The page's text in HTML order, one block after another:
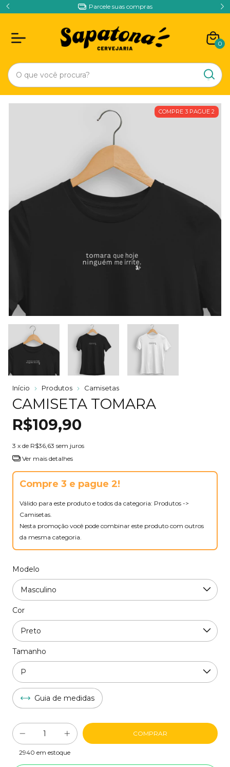
Parcele suas compras
0
COMPRE 3 PAGUE 2
Início Produtos Camisetas
CAMISETA TOMARA
R$109,90
3 x de R$36,63 sem juros
Ver mais detalhes
Compre 3 e pague 2!
Válido para este produto e todos da categoria: Produtos ->
Camisetas.
Nesta promoção você pode combinar este produto com outros
da mesma categoria.
Modelo
Cor
Tamanho
Guia de medidas
2940 em estoque